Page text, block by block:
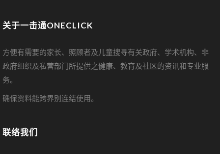
关于一击通ONECLICK
方便有需要的家长、照顾者及儿童搜寻有关政府、学术机构、非
政府组织及私营部门所提供之健康、教育及社区的资讯和专业服
务。
确保资料能跨界别连结使用。
联络我们